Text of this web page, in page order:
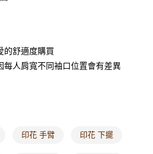
上)免運費
上)免運費
查看運費
的舒適度購買
人肩寬不同袖口位置會有差異
印花 手臂 印花 下擺